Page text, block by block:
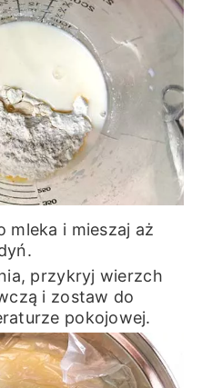
mleka i mieszaj aż
przykryj wierzch
i zostaw do
pokojowej.